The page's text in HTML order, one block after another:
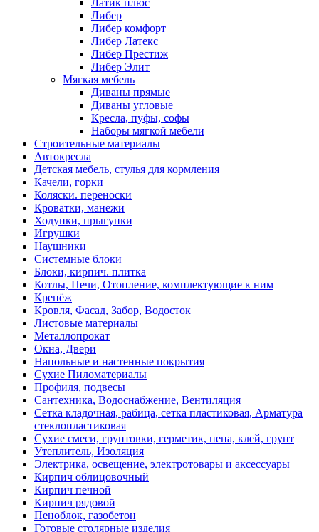
Либер
Либер комфорт
Либер Латекс
Либер Престиж
Либер Элит
Мягкая мебель
Диваны прямые
Диваны угловые
Кресла, пуфы, софы
Наборы мягкой мебели
Строительные материалы
Автокресла
Детская мебель, стулья для кормления
Качели, горки
Коляски. переноски
Кроватки, манежи
Ходунки, прыгунки
Игрушки
Наушники
Системные блоки
Блоки, кирпич. плитка
Котлы, Печи, Отопление, комплектующие к ним
Крепёж
Кровля, Фасад, Забор, Водосток
Листовые материалы
Металлопрокат
Окна, Двери
Напольные и настенные покрытия
Сухие Пиломатериалы
Профиля, подвесы
Сантехника, Водоснабжение, Вентиляция
Сетка кладочная, рабица, сетка пластиковая, Арматура
стеклопластиковая
Сухие смеси, грунтовки, герметик, пена, клей, грунт
Утеплитель, Изоляция
Электрика, освещение, электротовары и аксессуары
Кирпич облицовочный
Кирпич печной
Кирпич рядовой
Пеноблок, газобетон
Готовые столярные изделия